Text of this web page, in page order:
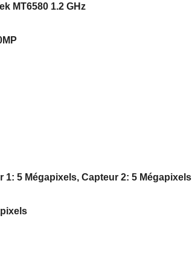
MT6580 1.2 GHz
5 Mégapixels, Capteur 2: 5 Mégapixels